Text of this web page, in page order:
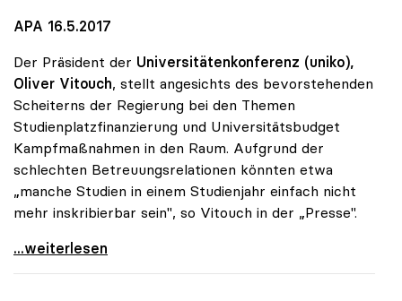
APA 16.5.2017
Der Präsident der Universitätenkonferenz (uniko),
Oliver Vitouch, stellt angesichts des bevorstehenden
Scheiterns der Regierung bei den Themen
Studienplatzfinanzierung und Universitätsbudget
Kampfmaßnahmen in den Raum. Aufgrund der
schlechten Betreuungsrelationen könnten etwa
„manche Studien in einem Studienjahr einfach nicht
mehr inskribierbar sein", so Vitouch in der „Presse".
Koalition: Rektoren-Chef stellt Kampfmassnahmen in
...weiterlesen